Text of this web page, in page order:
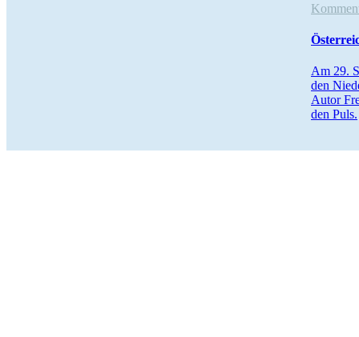
Am 29.
den
Autor
den Puls.